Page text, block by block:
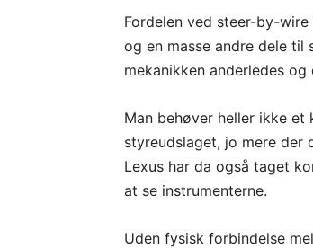
Fordelen ved steer-by-
og en masse andre dele til
mekanikken anderledes
Man behøver heller ikke
styreudslaget, jo mere der
Lexus har da også taget
at se instrumenterne.
Uden fysisk forbindelse